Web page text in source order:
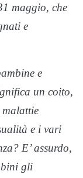
maggio, che
e
e
un coito,
malattie
e i vari
E’ assurdo,
gli